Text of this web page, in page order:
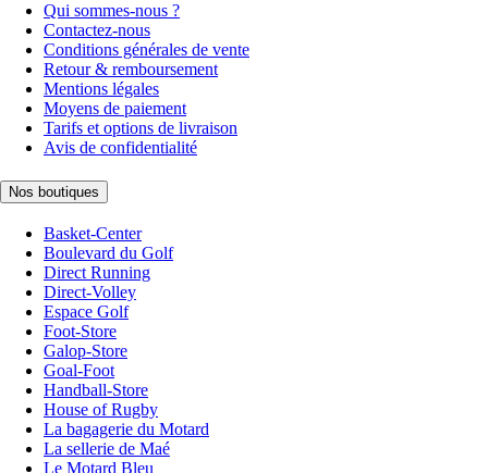
Qui sommes-nous ?
Contactez-nous
Conditions générales de vente
Retour & remboursement
Mentions légales
Moyens de paiement
Tarifs et options de livraison
Avis de confidentialité
Nos boutiques
Basket-Center
Boulevard du Golf
Direct Running
Direct-Volley
Espace Golf
Foot-Store
Galop-Store
Goal-Foot
Handball-Store
House of Rugby
La bagagerie du Motard
La sellerie de Maé
Le Motard Bleu